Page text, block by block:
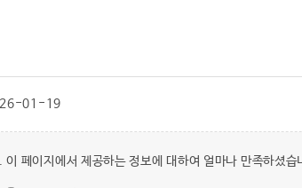
01-19
페이지에서 제공하는 정보에 대하여 얼마나 만족하셨습